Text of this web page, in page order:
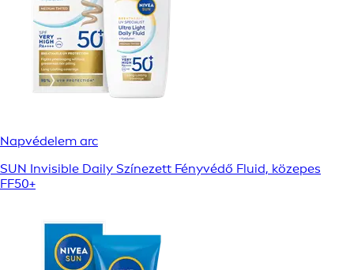
Napvédelem arc
SUN Invisible Daily Színezett Fényvédő Fluid, közepes
FF50+